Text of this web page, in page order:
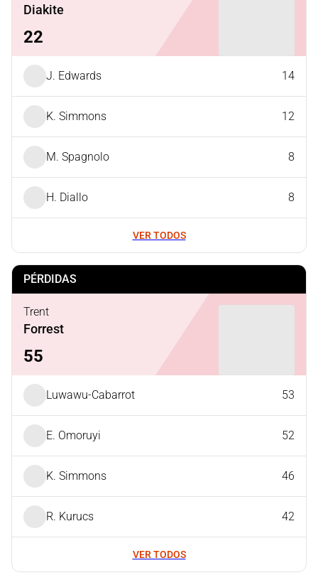
Diakite
22
J. Edwards 14
K. Simmons 12
M. Spagnolo 8
H. Diallo 8
VER TODOS
PÉRDIDAS
Trent
Forrest
55
Luwawu-Cabarrot 53
E. Omoruyi 52
K. Simmons 46
R. Kurucs 42
VER TODOS